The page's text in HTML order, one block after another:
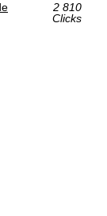
2 810
Clicks